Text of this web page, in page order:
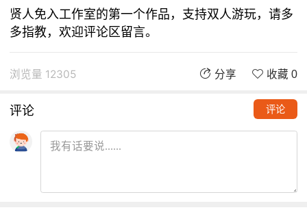
贤人免入工作室的第一个作品，支持双人游玩，请多
多指教，欢迎评论区留言。
浏览量 12305 分享 收藏 0
评论 评论